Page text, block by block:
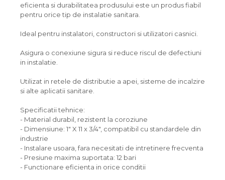
eficienta si durabilitatea produsului este un produs fiabil
pentru orice tip de instalatie sanitara.
Ideal pentru instalatori, constructori si utilizatori casnici.
Asigura o conexiune sigura si reduce riscul de defectiuni
in instalatie.
Utilizat in retele de distributie a apei, sisteme de incalzire
si alte aplicatii sanitare.
Specificatii tehnice:
- Material durabil, rezistent la coroziune
- Dimensiune: 1" X 11 x 3/4", compatibil cu standardele din
industrie
- Instalare usoara, fara necesitati de intretinere frecventa
- Presiune maxima suportata: 12 bari
- Functionare eficienta in orice conditii